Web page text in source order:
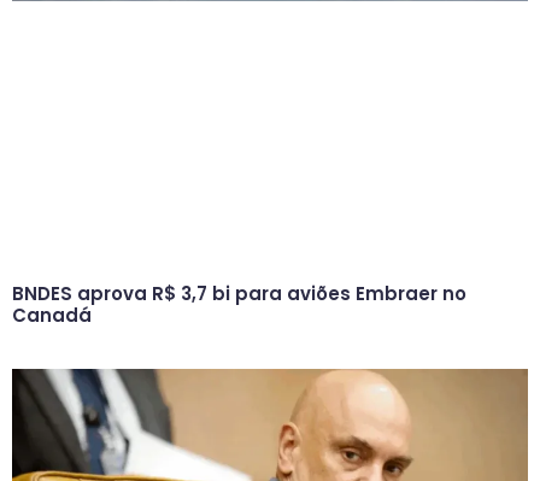
BNDES aprova R$ 3,7 bi para aviões Embraer no
Canadá